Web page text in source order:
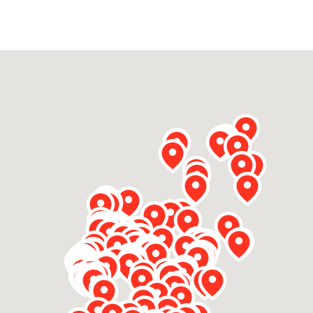
Omgevingswet en gebiedsontwikkeling
invoering omgevingswet, participatie,
gebiedsontwikkeling>
of e-mail.